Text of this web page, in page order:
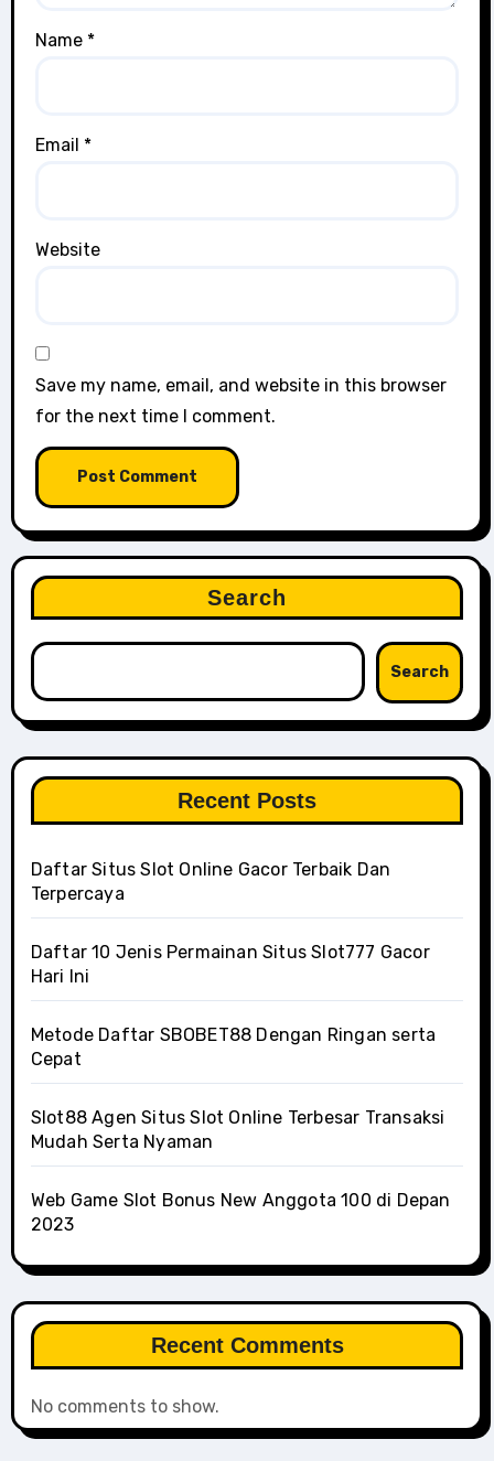
Name *
Email *
Website
Save my name, email, and website in this browser
for the next time I comment.
Search
Search
Recent Posts
Daftar Situs Slot Online Gacor Terbaik Dan
Terpercaya
Daftar 10 Jenis Permainan Situs Slot777 Gacor
Hari Ini
Metode Daftar SBOBET88 Dengan Ringan serta
Cepat
Slot88 Agen Situs Slot Online Terbesar Transaksi
Mudah Serta Nyaman
Web Game Slot Bonus New Anggota 100 di Depan
2023
Recent Comments
No comments to show.